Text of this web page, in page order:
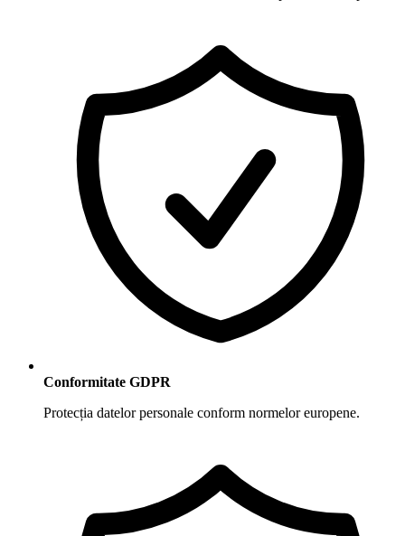
Conformitate GDPR
Protecția datelor personale conform normelor europene.